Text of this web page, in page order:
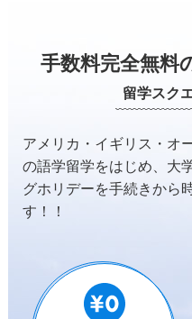
手数料完全無料
留学スク
アメリカ・イギリス・オ
の語学留学をはじめ、大
グホリデーを手続きから
す！！